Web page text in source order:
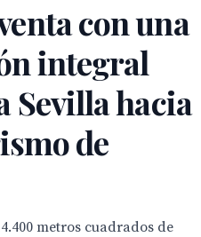
con una
integral
Sevilla hacia
de
metros cuadrados de